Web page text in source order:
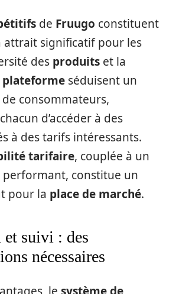
de Fruugo constituent
attrait significatif pour les
des produits et la
plateforme séduisent un
consommateurs,
d’accéder à des
à des tarifs intéressants.
tarifaire, couplée à un
performant, constitue un
pour la place de marché.
suivi : des
nécessaires